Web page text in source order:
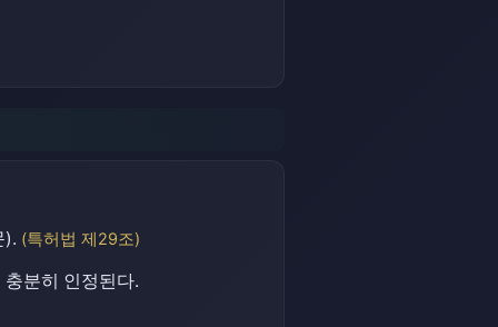
). (특허법 제29조)
분히 인정된다.